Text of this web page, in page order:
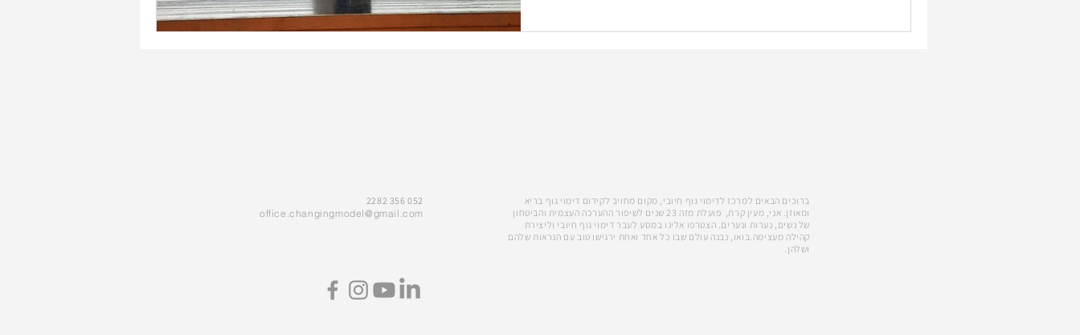
ברוכים הבאים למרכז לדימוי גוף חיובי, מקום מחויב לקידום דימוי גוף בריא
ומאוזן. אני, מעין קרת, פועלת מזה 23 שנים לשיפור ההערכה העצמית והביטחון
של נשים, נערות ונערים. הצטרפו אלינו במסע לעבר דימוי גוף חיובי וליצירת
קהילה מעצימה.בואו, נבנה עולם שבו כל אחד ואחת ירגישו טוב עם הנראות שלהם
ושלהן.
052 356 2282
office.changingmodel@gmail.com